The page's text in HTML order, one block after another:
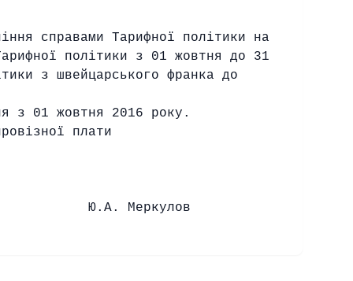
справами Тарифної політики на
політики з 01 жовтня до 31
з швейцарського франка до
з 01 жовтня 2016 року.
плати
Ю.А. Меркулов